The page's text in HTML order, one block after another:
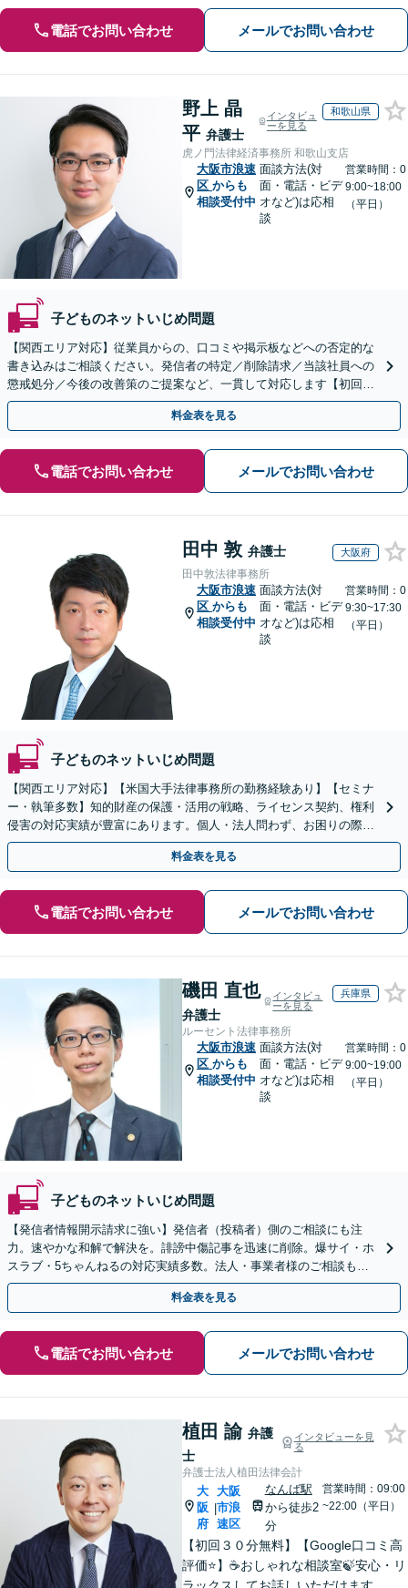
電話でお問い合わせ メールでお問い合わせ
野上 晶
平 弁護士
インタビュ
ーを見る
和歌山県
虎ノ門法律経済事務所 和歌山支店
大阪市浪速
区 からも
相談受付中
面談方法(対
面・電話・ビデ
オなど)は応相
談
営業時間：0
9:00~18:00
（平日）
子どものネットいじめ問題
【関西エリア対応】従業員からの、口コミや掲示板などへの否定的な
書き込みはご相談ください。発信者の特定／削除請求／当該社員への
懲戒処分／今後の改善策のご提案など、一貫して対応します【初回相
談30分無料】書き込みを行わせない職場環境整備にも注力
料金表を見る
電話でお問い合わせ メールでお問い合わせ
田中 敦 弁護士 大阪府
田中敦法律事務所
大阪市浪速
区 からも
相談受付中
面談方法(対
面・電話・ビデ
オなど)は応相
談
営業時間：0
9:30~17:30
（平日）
子どものネットいじめ問題
【関西エリア対応】【米国大手法律事務所の勤務経験あり】【セミナ
ー・執筆多数】知的財産の保護・活用の戦略、ライセンス契約、権利
侵害の対応実績が豊富にあります。個人・法人問わず、お困りの際は
お気軽にご相談ください。【弁護士歴15年以上】
料金表を見る
電話でお問い合わせ メールでお問い合わせ
磯田 直也
弁護士
インタビュ
ーを見る
兵庫県
ルーセント法律事務所
大阪市浪速
区 からも
相談受付中
面談方法(対
面・電話・ビデ
オなど)は応相
談
営業時間：0
9:00~19:00
（平日）
子どものネットいじめ問題
【発信者情報開示請求に強い】発信者（投稿者）側のご相談にも注
力。速やかな和解で解決を。誹謗中傷記事を迅速に削除。爆サイ・ホ
スラブ・5ちゃんねるの対応実績多数。法人・事業者様のご相談も歓
迎【初回相談無料・電話/WEB面談・夜間休日全国対応可】
料金表を見る
電話でお問い合わせ メールでお問い合わせ
植田 諭 弁護
士
インタビューを見
る
弁護士法人植田法律会計
大
阪
府
|
大阪
市浪
速区
なんば駅
から徒歩2
分
営業時間：09:00
~22:00（平日）
【初回３０分無料】【Google口コミ高
評価⭐️】☕️おしゃれな相談室🍃安心・リ